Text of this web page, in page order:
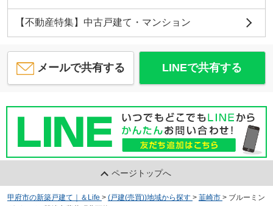
【不動産特集】中古戸建て・マンション
メールで共有する LINEで共有する
ページトップへ
甲府市の新築戸建て｜＆Life > (戸建(売買))地域から探す > 韮崎市 > ブルーミン